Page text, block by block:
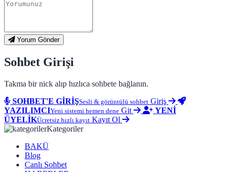
Yorum Gönder
Sohbet Girişi
Takma bir nick alıp hızlıca sohbete bağlanın.
SOHBET'E GİRİŞSesli & görüntülü sohbet Giriş
YAZILIMCIYeni sistemi hemen dene Git
YENİ
ÜYELİKÜcretsiz hızlı kayıt Kayıt Ol
Kategoriler
BAKÜ
Blog
Canlı Sohbet